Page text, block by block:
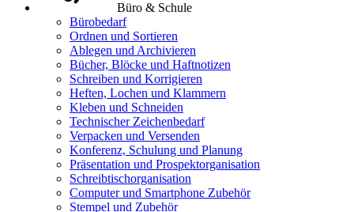
Büro & Schule
Bürobedarf
Ordnen und Sortieren
Ablegen und Archivieren
Bücher, Blöcke und Haftnotizen
Schreiben und Korrigieren
Heften, Lochen und Klammern
Kleben und Schneiden
Technischer Zeichenbedarf
Verpacken und Versenden
Konferenz, Schulung und Planung
Präsentation und Prospektorganisation
Schreibtischorganisation
Computer und Smartphone Zubehör
Stempel und Zubehör